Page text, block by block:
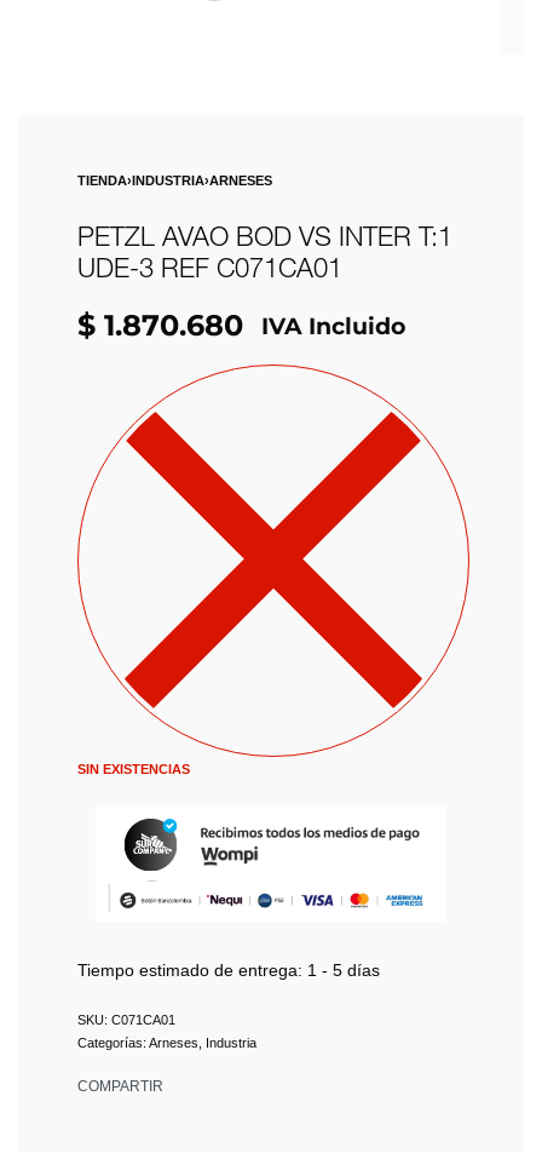
TIENDA›INDUSTRIA›ARNESES
PETZL AVAO BOD VS INTER T:1
UDE-3 REF C071CA01
$ 1.870.680 IVA Incluido
SIN EXISTENCIAS
Tiempo estimado de entrega: 1 - 5 días
C071CA01
Categorías: Arneses Industria
COMPARTIR